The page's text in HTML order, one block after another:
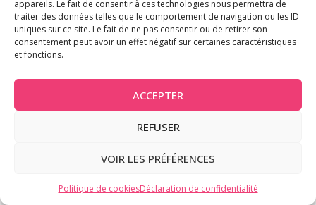
appareils. Le fait de consentir à ces technologies nous permettra de
traiter des données telles que le comportement de navigation ou les ID
uniques sur ce site. Le fait de ne pas consentir ou de retirer son
consentement peut avoir un effet négatif sur certaines caractéristiques
et fonctions.
ACCEPTER
REFUSER
VOIR LES PRÉFÉRENCES
Politique de cookiesDéclaration de confidentialité
Atelier pour enfants «L’automne à deux
voix» à Aix-en-Provence : bricolage et jeux
bilingues
Aix en Provence